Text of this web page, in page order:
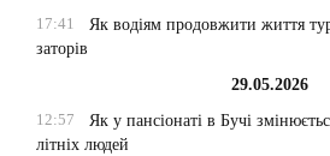
17:41
Як водіям продовжити життя
заторів
29.05.2026
12:57
Як у пансіонаті в Бучі
літніх людей